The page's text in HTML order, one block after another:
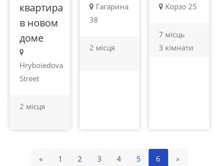
квартира
в новом
доме
Hryboiedova
Street
2 місця
Гагарина
38
2 місця
Корзо 25
7 місць
3 кімнати
« 1 2 3 4 5 6 »